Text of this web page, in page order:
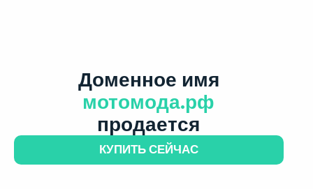
Доменное имя
мотомода.рф
продается
КУПИТЬ СЕЙЧАС